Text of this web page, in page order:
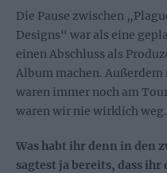
Die Pause zwischen
Designs“ war als eine
einen Abschluss als
Album machen.
waren immer noch am
waren wir nie wirklich weg.
Was habt ihr denn in den
sagtest ja bereits, dass ihr